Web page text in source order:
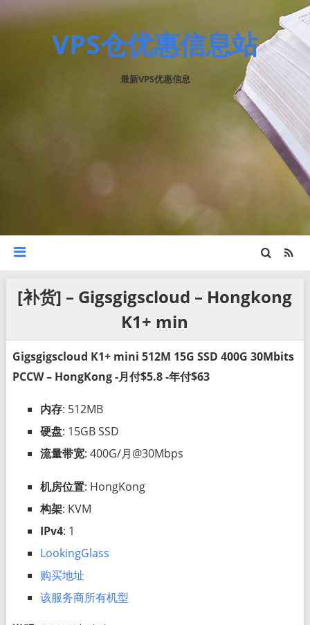
VPS仓优惠信息站
最新VPS优惠信息
[补货] – Gigsgigscloud – Hongkong
K1+ min
Gigsgigscloud K1+ mini 512M 15G SSD 400G 30Mbits
PCCW – HongKong -月付$5.8 -年付$63
内存: 512MB
硬盘: 15GB SSD
流量带宽: 400G/月@30Mbps
机房位置: HongKong
构架: KVM
IPv4: 1
LookingGlass
购买地址
该服务商所有机型